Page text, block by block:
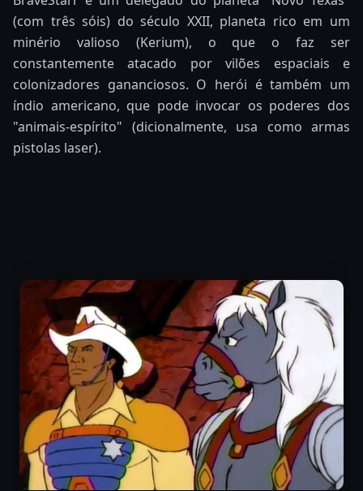
(com três sóis) do século XXII, planeta rico em um
minério valioso (Kerium), o que o faz ser
constantemente atacado por vilões espaciais e
colonizadores gananciosos. O herói é também um
índio americano, que pode invocar os poderes dos
"animais-espírito" (dicionalmente, usa como armas
pistolas laser).